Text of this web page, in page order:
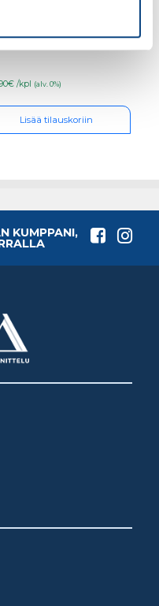
Marine Lagoon
80×200
/kpl (alv. 0%)
Lisää tilauskoriin
KUMPPANI,